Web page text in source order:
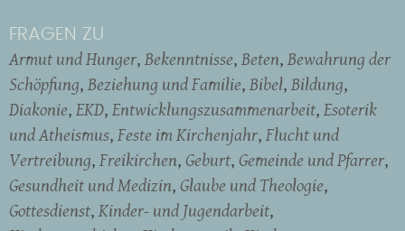
FRAGEN ZU
Armut und Hunger Bekenntnisse Beten Bewahrung der
Schöpfung Beziehung und Familie Bibel Bildung
Diakonie EKD Entwicklungszusammenarbeit Esoterik
und Atheismus Feste im Kirchenjahr Flucht und
Vertreibung Freikirchen Geburt Gemeinde und Pfarrer
Gesundheit und Medizin Glaube und Theologie
Gottesdienst Kinder- und Jugendarbeit